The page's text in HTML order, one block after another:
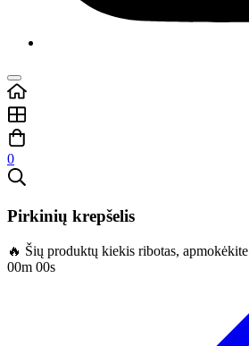
0
Pirkinių krepšelis
🔥 Šių produktų kiekis ribotas, apmokėkite
00m 00s